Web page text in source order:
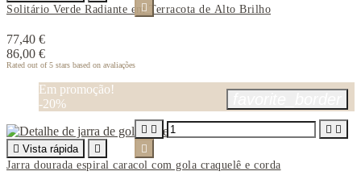
Solitário Verde Radiante em Terracota de Alto Brilho
77,40 €
86,00 €
Rated out of 5 stars based on avaliações

Em promoção!
-20%
 Vista rápida

Jarra dourada espiral caracol com gola craquelê e corda
   
